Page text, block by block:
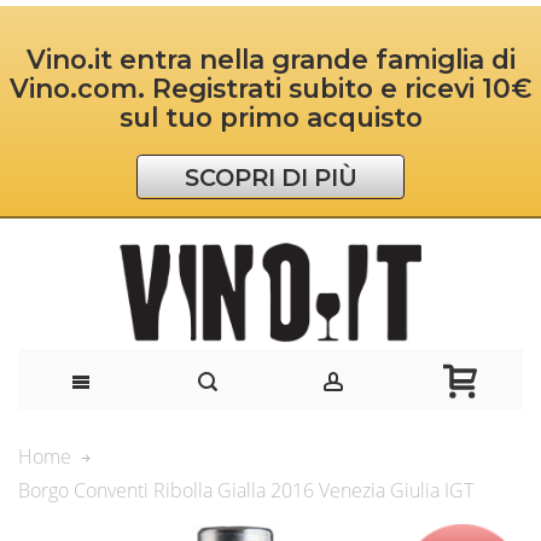
Vino.it entra nella grande famiglia di
Vino.com. Registrati subito e ricevi 10€
sul tuo primo acquisto
SCOPRI DI PIÙ
Home
Borgo Conventi Ribolla Gialla 2016 Venezia Giulia IGT